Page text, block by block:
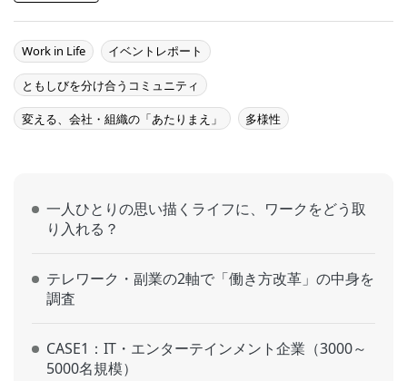
Work in Life イベントレポート
ともしびを分け合うコミュニティ
変える、会社・組織の「あたりまえ」 多様性
一人ひとりの思い描くライフに、ワークをどう取
り入れる？
テレワーク・副業の2軸で「働き方改革」の中身を
調査
CASE1：IT・エンターテインメント企業（3000～
5000名規模）